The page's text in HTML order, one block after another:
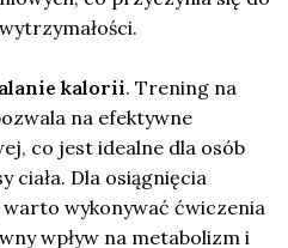
kalorii. Trening na
na efektywne
co jest idealne dla osób
ciała. Dla osiągnięcia
wykonywać ćwiczenia
wpływ na metabolizm i